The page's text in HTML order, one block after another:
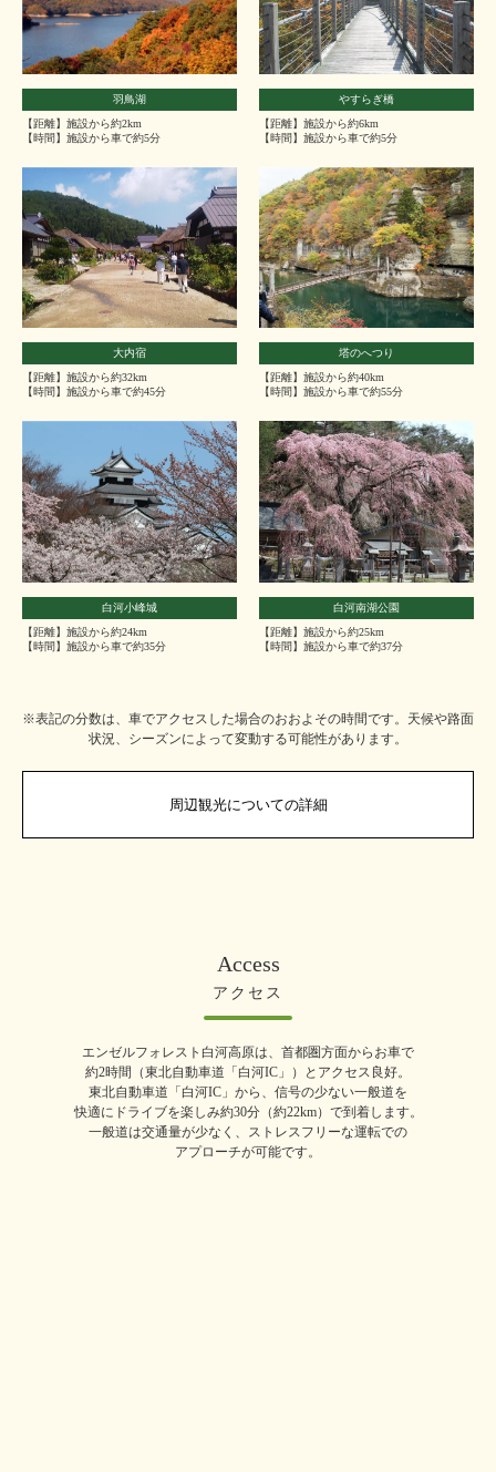
羽鳥湖
【距離】施設から約2km
【時間】施設から車で約5分
やすらぎ橋
【距離】施設から約6km
【時間】施設から車で約5分
大内宿
【距離】施設から約32km
【時間】施設から車で約45分
塔のへつり
【距離】施設から約40km
【時間】施設から車で約55分
白河小峰城
【距離】施設から約24km
【時間】施設から車で約35分
白河南湖公園
【距離】施設から約25km
【時間】施設から車で約37分
※表記の分数は、車でアクセスした場合のおおよその時間です。天候や路面
状況、シーズンによって変動する可能性があります。
周辺観光についての詳細
Access
アクセス
エンゼルフォレスト白河高原は、首都圏方面からお車で
約2時間（東北自動車道「白河IC」）とアクセス良好。
東北自動車道「白河IC」から、信号の少ない一般道を
快適にドライブを楽しみ約30分（約22km）で到着します。
一般道は交通量が少なく、ストレスフリーな運転での
アプローチが可能です。